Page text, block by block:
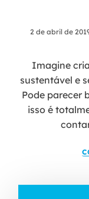
2 de abril de
Imagine
sustentável e
Pode parecer
isso é